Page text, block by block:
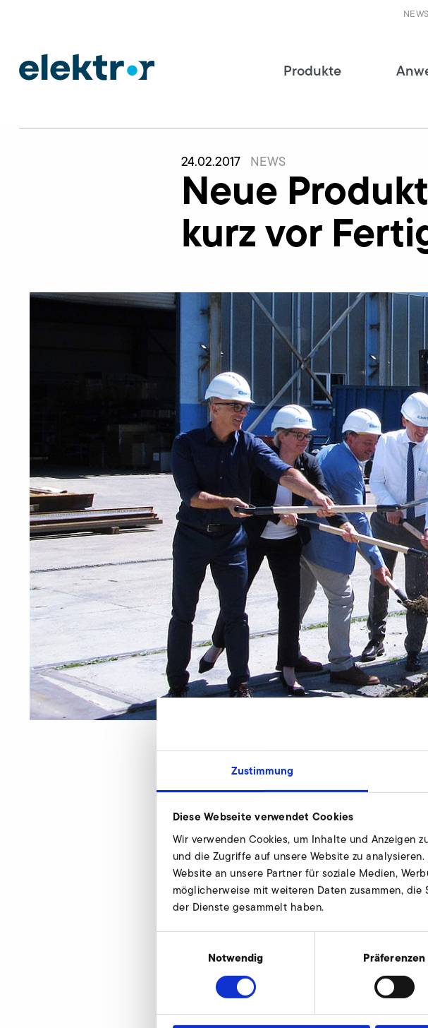
Zustimmung
Diese Webseite verwendet Cookies
Wir verwenden Cookies, um Inhalte und Anzeigen
und die Zugriffe auf unsere Website zu
Website an unsere Partner für soziale Medien,
möglicherweise mit weiteren Daten zusammen,
der Dienste gesammelt haben.
Notwendig Präferenzen
Produkte
24.02.2017 NEWS
Neue
kurz vor
Am Elektror Produktionsstandort
Produktionshalle kurz vor der
Durch das anhaltende Kundenwachstum
hat sich der Hersteller von
Nach einer monatelangen und
Halle umfasst 2.200 Quadratmeter, sodass
entsteht. Die spezielle Konstruktion der
wodurch der Standort eigene Energie
Die neu geschaffene Fläche ermöglicht
Produktqualität weiter verbessern und zum
gehören unter anderem: